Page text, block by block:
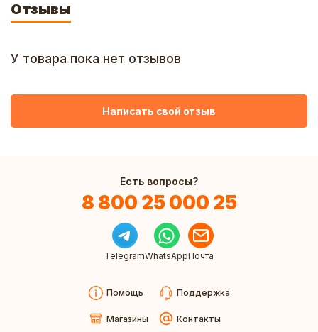
Отзывы
У товара пока нет отзывов
Написать свой отзыв
Есть вопросы?
8 800 25 000 25
TelegramWhatsAppПочта
Помощь Поддержка
Магазины Контакты